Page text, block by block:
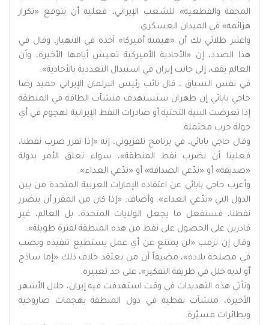
المحقة والقطعية» للشعب الإيراني، فعليه أن يتوقع «تكرار
هزائمه» في الميدان العسكري.
واعتبر طلائي نك أن «هيمنة أميركا» آخذة في الانهيار، وقال في
هذا الصدد، إن «الأحادية الأميركية تعيش أيامها الأخيرة، وأن
العالم يقف، إلى جانب إيران في استبدال التعددية بالأحادية».
في نفس السياق ، قال نائب رئيس البرلمان الإيراني حميد رضا
حاجي بابائي إن طهران ستستهدف منشآت الطاقة في المنطقة
إذا تعرضت البنية التحتية أو صادرات النفط الإيرانية لهجوم في أي
جولة حرب محتملة.
وقال حاجي بابائي، في برنامج تلفزيوني، إنه «إذا تقرر ضرب نفطنا،
فعلينا أن نضرب نفط المنطقة»، سواء تعلق الأمر بدولة
«صديقة» أو «تدّعي الصداقة» أو «تدّعي العداء».
وأعرب حاجي بابائي عن اعتقاده الإمارات العربية المتحدة من بين
الدول التي «تدّعي العداء». وأضاف: «إذا كان من المقرر أن يتضرر
نفطنا، فسنفعل ما يجعل الولايات المتحدة، بل العالم، غير
قادرين على الحصول على نفط من هذه المنطقة لفترة طويلة».
وقال إن ترمب «لن يمتنع عن أي عمل يستطيع تنفيذه ويصب
في مصلحة بلاده»، مضيفاً أن من يعتقد خلاف ذلك «إما ساذج
أو لديه خلل في طريقة التفكير»، على حد تعبيره.
وتأتي هذه التهديدات في وقت استهدفت فيه إيران، خلال الأشهر
الأخيرة، منشآت نفطية في دول المنطقة بهجمات صاروخية
وبطائرات مسيّرة.